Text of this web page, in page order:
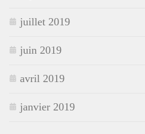
juillet 2019
juin 2019
avril 2019
janvier 2019